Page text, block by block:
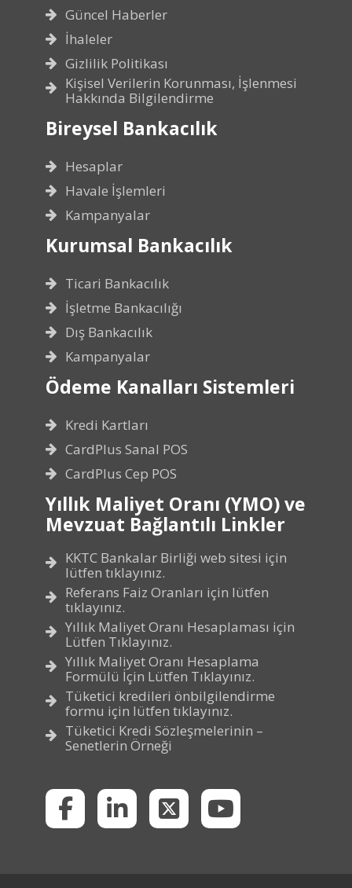
Güncel Haberler
İhaleler
Gizlilik Politikası
Kişisel Verilerin Korunması, İşlenmesi
Hakkında Bilgilendirme
Bireysel Bankacılık
Hesaplar
Havale İşlemleri
Kampanyalar
Kurumsal Bankacılık
Ticari Bankacılık
İşletme Bankacılığı
Dış Bankacılık
Kampanyalar
Ödeme Kanalları Sistemleri
Kredi Kartları
CardPlus Sanal POS
CardPlus Cep POS
Yıllık Maliyet Oranı (YMO) ve
Mevzuat Bağlantılı Linkler
KKTC Bankalar Birliği web sitesi için
lütfen tıklayınız.
Referans Faiz Oranları için lütfen
tıklayınız.
Yıllık Maliyet Oranı Hesaplaması için
Lütfen Tıklayınız.
Yıllık Maliyet Oranı Hesaplama
Formülü İçin Lütfen Tıklayınız.
Tüketici kredileri önbilgilendirme
formu için lütfen tıklayınız.
Tüketici Kredi Sözleşmelerinin –
Senetlerin Örneği